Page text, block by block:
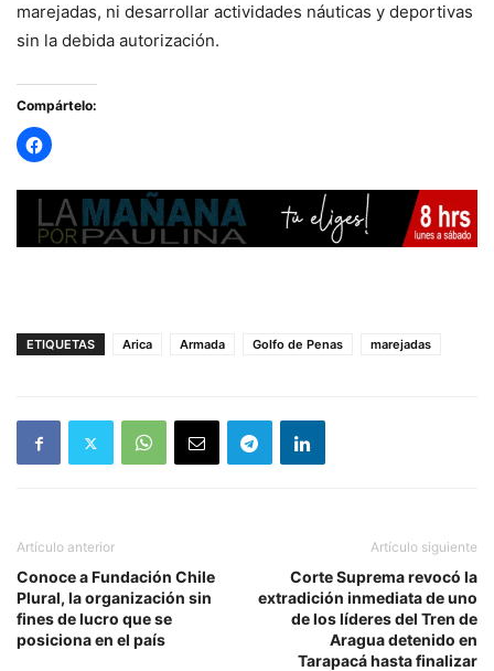
marejadas, ni desarrollar actividades náuticas y deportivas
sin la debida autorización.
Compártelo:
ETIQUETAS Arica Armada Golfo de Penas marejadas
Artículo anterior
Conoce a Fundación Chile
Plural, la organización sin
fines de lucro que se
posiciona en el país
Artículo siguiente
Corte Suprema revocó la
extradición inmediata de uno
de los líderes del Tren de
Aragua detenido en
Tarapacá hasta finalizar